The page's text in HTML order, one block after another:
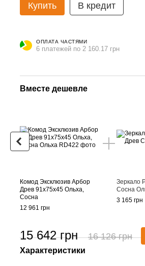
Купить В кредит
ОПЛАТА ЧАСТЯМИ
6 платежей по 2 160.17 грн
Вместе дешевле
Комод Эксклюзив Арбор
Древ 91х75х45 Ольха,
Сосна
12 961 грн
Зеркало
Сосна
3 165 грн
15 642 грн 16 126 грн
Характеристики